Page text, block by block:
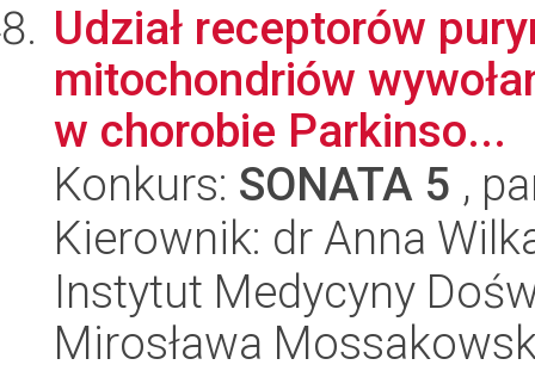
Udział receptorów
mitochondriów
w chorobie Parkinso...
Konkurs: SONATA 5 ,
Kierownik: dr Anna
Instytut Medycyny
Mirosława